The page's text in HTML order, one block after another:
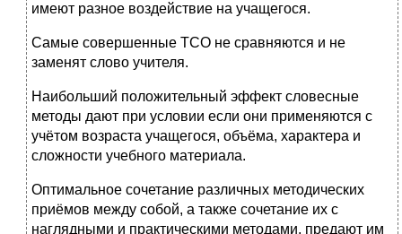
имеют разное воздействие на учащегося.
Самые совершенные ТСО не сравняются и не
заменят слово учителя.
Наибольший положительный эффект словесные
методы дают при условии если они применяются с
учётом возраста учащегося, объёма, характера и
сложности учебного материала.
Оптимальное сочетание различных методических
приёмов между собой, а также сочетание их с
наглядными и практическими методами, предают им